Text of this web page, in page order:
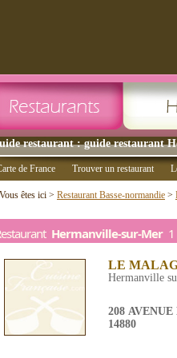
restaurant : guide restaurant
de France Trouver un restaurant
Vous êtes ici > Restaurant Basse-normandie >
Hermanville-sur-Mer1
LE
Hermanville
208
14880